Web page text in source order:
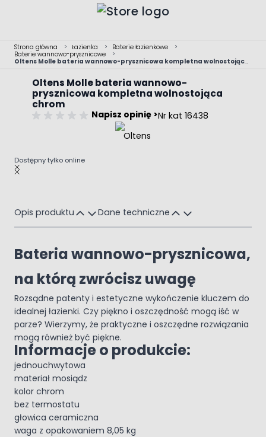
Strona główna > Łazienka > Baterie łazienkowe
>
Baterie wannowo-prysznicowe
>
Oltens Molle bateria wannowo-prysznicowa kompletna wolnostojąca
Oltens Molle bateria wannowo-
prysznicowa kompletna wolnostojąca
chrom
Napisz opinię >Nr kat 16438
Dostępny tylko online
Main image
Click to view image in fullscreen
Opis produktu Dane techniczne
Bateria wannowo-prysznicowa,
na którą zwrócisz uwagę
Rozsądne patenty i estetyczne wykończenie kluczem do
idealnej łazienki. Czy piękno i oszczędność mogą iść w
parze? Wierzymy, że praktyczne i oszczędne rozwiązania
mogą również być piękne.
Informacje o produkcie:
jednouchwytowa
materiał mosiądz
kolor chrom
bez termostatu
głowica ceramiczna
waga z opakowaniem 8,05 kg